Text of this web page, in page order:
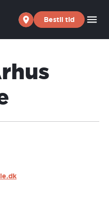
Bestil tid